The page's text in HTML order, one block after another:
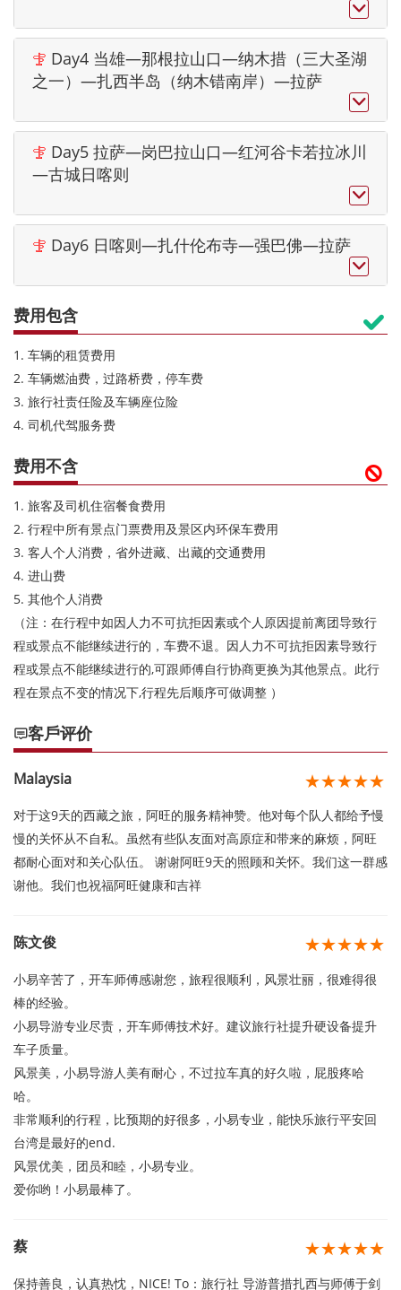

 Day4 当雄—那根拉山口—纳木措（三大圣湖
之一）—扎西半岛（纳木错南岸）—拉萨

 Day5 拉萨—岗巴拉山口—红河谷卡若拉冰川
—古城日喀则

 Day6 日喀则—扎什伦布寺—强巴佛—拉萨

费用包含 
1. 车辆的租赁费用
2. 车辆燃油费，过路桥费，停车费
3. 旅行社责任险及车辆座位险
4. 司机代驾服务费
费用不含 
1. 旅客及司机住宿餐食费用
2. 行程中所有景点门票费用及景区内环保车费用
3. 客人个人消费，省外进藏、出藏的交通费用
4. 进山费
5. 其他个人消费
（注：在行程中如因人力不可抗拒因素或个人原因提前离团导致行
程或景点不能继续进行的，车费不退。因人力不可抗拒因素导致行
程或景点不能继续进行的,可跟师傅自行协商更换为其他景点。此行
程在景点不变的情况下,行程先后顺序可做调整 ）
客戶评价
★★★★★
Malaysia
对于这9天的西藏之旅，阿旺的服务精神赞。他对每个队人都给予慢
慢的关怀从不自私。虽然有些队友面对高原症和带来的麻烦，阿旺
都耐心面对和关心队伍。 谢谢阿旺9天的照顾和关怀。我们这一群感
谢他。我们也祝福阿旺健康和吉祥
★★★★★
陈文俊
小易辛苦了，开车师傅感谢您，旅程很顺利，风景壮丽，很难得很
棒的经验。
小易导游专业尽责，开车师傅技术好。建议旅行社提升硬设备提升
车子质量。
风景美，小易导游人美有耐心，不过拉车真的好久啦，屁股疼哈
哈。
非常顺利的行程，比预期的好很多，小易专业，能快乐旅行平安回
台湾是最好的end.
风景优美，团员和睦，小易专业。
爱你哟！小易最棒了。
★★★★★
蔡
保持善良，认真热忱，NICE! To：旅行社 导游普措扎西与师傅于剑